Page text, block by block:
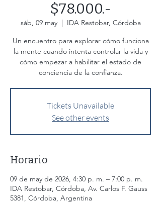
$78.000.-
sáb, 09 may
  |
IDA Restobar, Córdoba
Un encuentro para explorar cómo funciona
la mente cuando intenta controlar la vida y
cómo empezar a habilitar el estado de
conciencia de la confianza.
Tickets Unavailable
See other events
Horario
09 de may de 2026, 4:30 p. m. – 7:00 p. m.
IDA Restobar, Córdoba, Av. Carlos F. Gauss
5381, Córdoba, Argentina